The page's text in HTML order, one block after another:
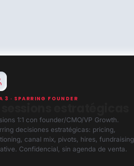
3 · SPARRING FOUNDER
1:1 con founder/CMO/VP Growth.
decisiones estratégicas: pricing,
canal mix, pivots, hires, fundraising
Confidencial, sin agenda de venta.